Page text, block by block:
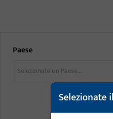
Paese
Selezionate un Paese...
Selezionate